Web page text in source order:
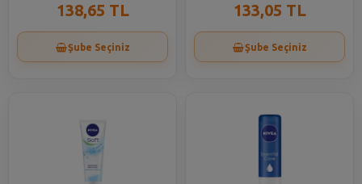
138,65 TL
Şube Seçiniz
133,05 TL
Şube Seçiniz